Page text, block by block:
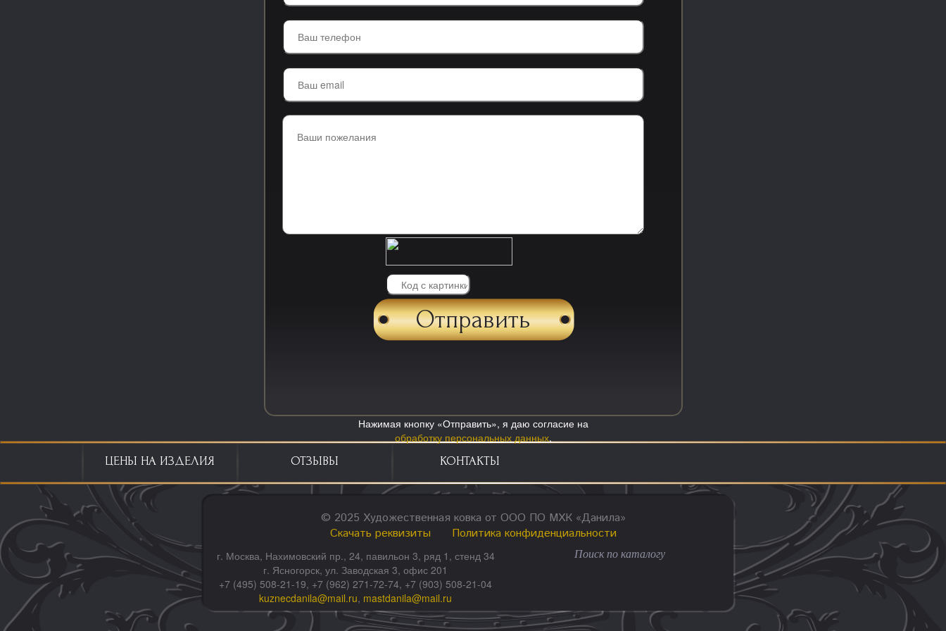
Нажимая кнопку «Отправить», я даю согласие на
обработку персональных данных.
ЦЕНЫ НА ИЗДЕЛИЯ ОТЗЫВЫ КОНТАКТЫ
© 2025 Художественная ковка от ООО ПО МХК «Данила»
Скачать реквизиты
Политика конфиденциальности
г. Москва, Нахимовский пр., 24, павильон 3, ряд 1, стенд 34
г. Ясногорск, ул. Заводская 3, офис 201
+7 (495) 508-21-19, +7 (962) 271-72-74, +7 (903) 508-21-04
kuznecdanila@mail.ru, mastdanila@mail.ru